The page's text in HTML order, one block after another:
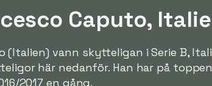
Caputo,
(Italien) vann skytteligan i Serie B,
här nedanför. Han har på
2017 en gång.